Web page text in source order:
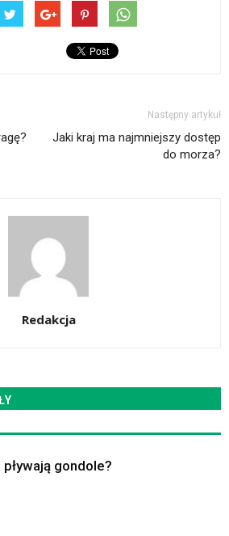
Następny artykuł
Jaki kraj ma najmniejszy dostęp
do morza?
Redakcja
pływają gondole?